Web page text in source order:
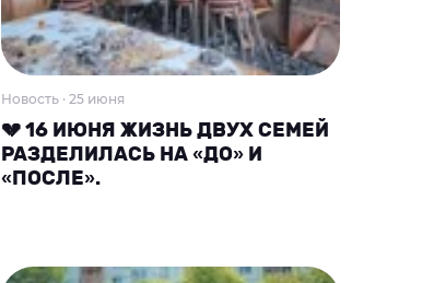
Новость · 25 июня
💔 16 ИЮНЯ ЖИЗНЬ ДВУХ СЕМЕЙ
РАЗДЕЛИЛАСЬ НА «ДО» И
«ПОСЛЕ».